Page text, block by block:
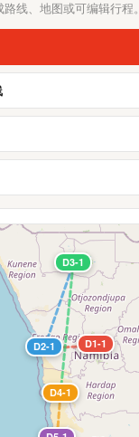
线、地图或可编辑行程。
D1-1
D2-1
D3-1
D4-1